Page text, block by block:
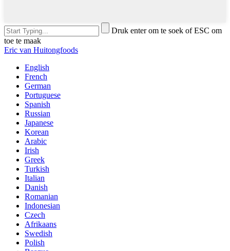
Druk enter om te soek of ESC om
toe te maak
Eric van Huitongfoods
English
French
German
Portuguese
Spanish
Russian
Japanese
Korean
Arabic
Irish
Greek
Turkish
Italian
Danish
Romanian
Indonesian
Czech
Afrikaans
Swedish
Polish